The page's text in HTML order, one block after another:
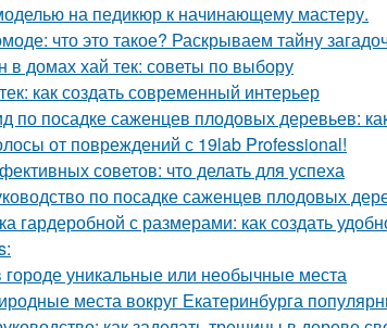
на педикюр к начинающему мастеру.
что это такое? Раскрываем тайну
в домах хай тек: советы по выбору
как создать современный интерьер
по посадке саженцев плодовых деревьев:
от повреждений с 19lab Professional!
советов: что делать для успеха
по посадке саженцев плодовых
гардеробной с размерами: как создать
городе уникальные или необычные места
места вокруг Екатеринбурга